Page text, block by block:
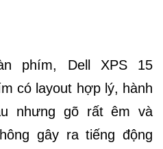
phím, Dell XPS 15
có layout hợp lý, hành
nhưng gõ rất êm và
gây ra tiếng động